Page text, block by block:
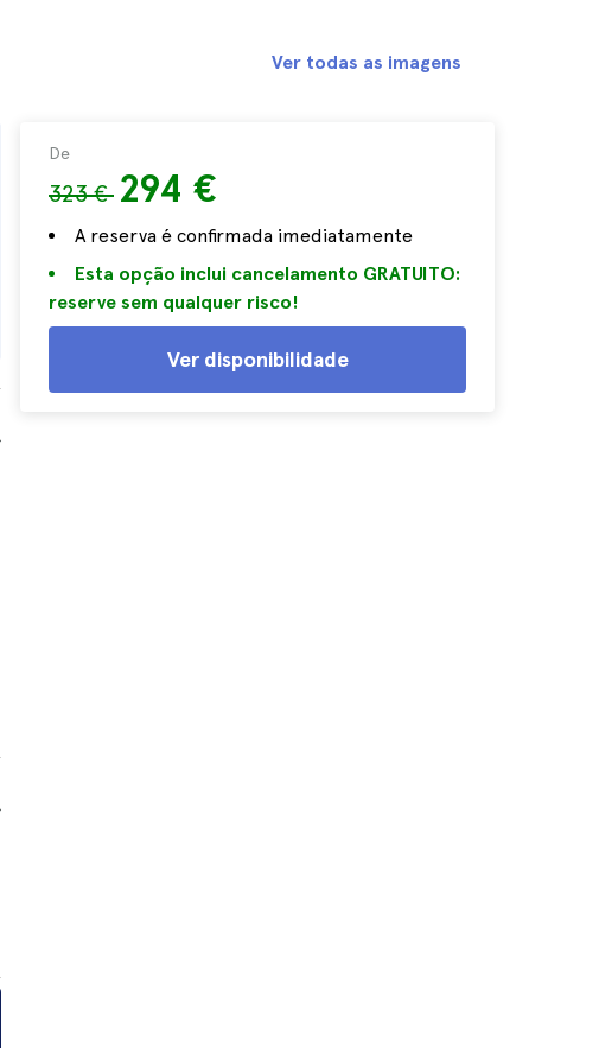
De
323 € 294 €
A reserva é confirmada imediatamente
Esta opção inclui cancelamento GRATUITO:
reserve sem qualquer risco!
Ver disponibilidade
Ver todas as imagens